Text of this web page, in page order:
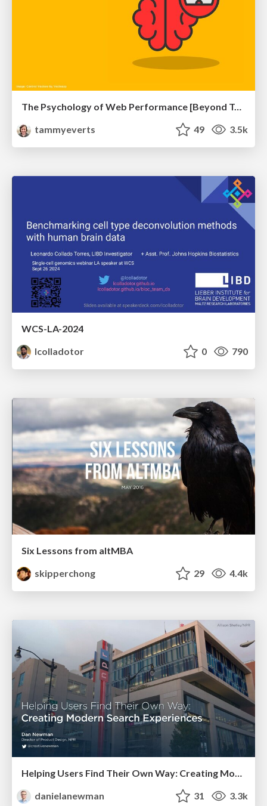
The Psychology of Web Performance [Beyond Tellerrand 2023]
tammyeverts
49 3.5k
WCS-LA-2024
lcolladotor
0 790
Six Lessons from altMBA
skipperchong
29 4.4k
Helping Users Find Their Own Way: Creating Modern Search Experiences
danielanewman
31 3.3k